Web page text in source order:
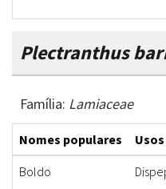
Plectranthus
Família: Lamiaceae
Nomes populares
Boldo